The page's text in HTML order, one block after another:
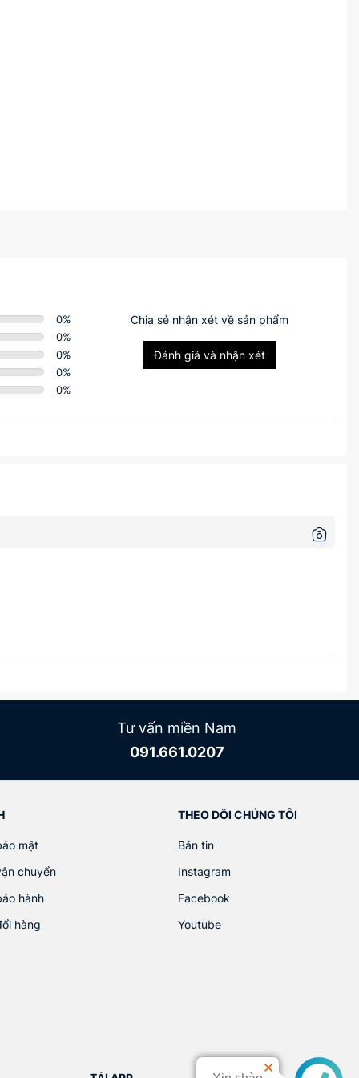
0%
0%
0%
0%
0%
Chia sẻ nhận xét về sản phẩm
Đánh giá và nhận xét
Tư vấn miền Nam
091.661.0207
mật
chuyển
hành
hàng
THEO DÕI CHÚNG TÔI
Bản tin
Instagram
Facebook
Youtube